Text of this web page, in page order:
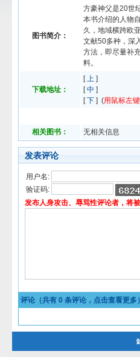
图书简介：
方豪神父是20世
本书介绍的人物
久，地域横跨欧
文献50多种，深
方法，即尽量补
料。
下载地址：
[上 ]
[中 ]
[下 ] (用鼠标左
相关图书： 无相关信息
发表评论
用户名:
验证码:
发布人身攻击、辱骂性评论者，将
评论（共有 0 条评论，点击查看更多）